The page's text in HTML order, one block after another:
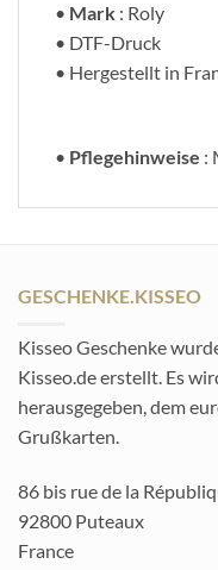
• Mark : Roly
• DTF-Druck
• Hergestellt in
• Pflegehinweise :
GESCHENKE.KISSEO
Kisseo Geschenke
Kisseo.de erstellt. Es
herausgegeben, dem
Grußkarten.
86 bis rue de la
92800 Puteaux
France